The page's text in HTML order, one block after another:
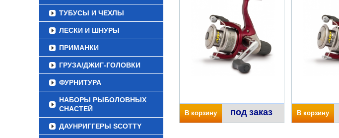
ТУБУСЫ И ЧЕХЛЫ
ЛЕСКИ И ШНУРЫ
ПРИМАНКИ
ГРУЗА/ДЖИГ-ГОЛОВКИ
ФУРНИТУРА
НАБОРЫ РЫБОЛОВНЫХ
СНАСТЕЙ
ДАУНРИГГЕРЫ SCOTTY
В корзину под заказ В корзину